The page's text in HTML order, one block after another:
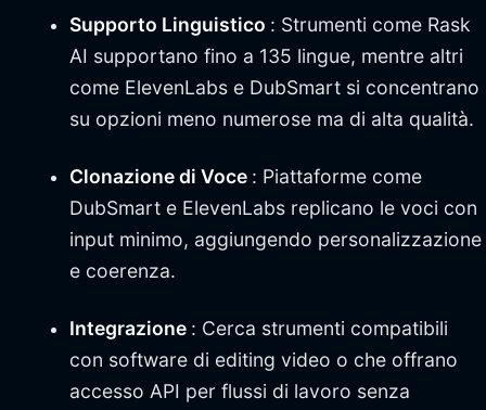
Supporto Linguistico : Strumenti come Rask
AI supportano fino a 135 lingue, mentre altri
come ElevenLabs e DubSmart si concentrano
su opzioni meno numerose ma di alta qualità.
Clonazione di Voce : Piattaforme come
DubSmart e ElevenLabs replicano le voci con
input minimo, aggiungendo personalizzazione
e coerenza.
Integrazione : Cerca strumenti compatibili
con software di editing video o che offrano
accesso API per flussi di lavoro senza